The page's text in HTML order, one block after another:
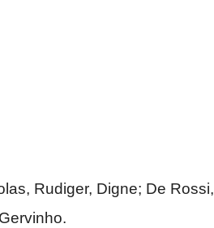
Rudiger, Digne; De Rossi,